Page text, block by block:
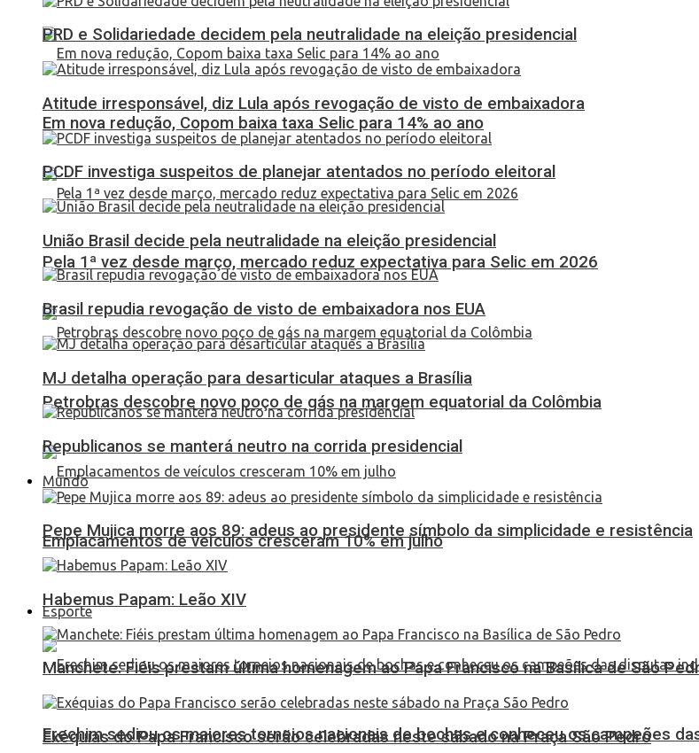
Em nova redução, Copom baixa taxa Selic para 14% ao ano
Pela 1ª vez desde março, mercado reduz expectativa para Selic em 2026
Petrobras descobre novo poço de gás na margem equatorial da Colômbia
Emplacamentos de veículos cresceram 10% em julho
Esporte
Erechim sediou os maiores torneios nacionais de bochas e conheceu os campeões
PRD e Solidariedade decidem pela neutralidade na eleição presidencial
Atitude irresponsável, diz Lula após revogação de visto de embaixadora
PCDF investiga suspeitos de planejar atentados no período eleitoral
União Brasil decide pela neutralidade na eleição presidencial
Brasil repudia revogação de visto de embaixadora nos EUA
MJ detalha operação para desarticular ataques a Brasília
Republicanos se manterá neutro na corrida presidencial
Mundo
Pepe Mujica morre aos 89: adeus ao presidente símbolo da simplicidade e resistência
Habemus Papam: Leão XIV
Manchete: Fiéis prestam última homenagem ao Papa Francisco na Basílica de São
Exéquias do Papa Francisco serão celebradas neste sábado na Praça São Pedro